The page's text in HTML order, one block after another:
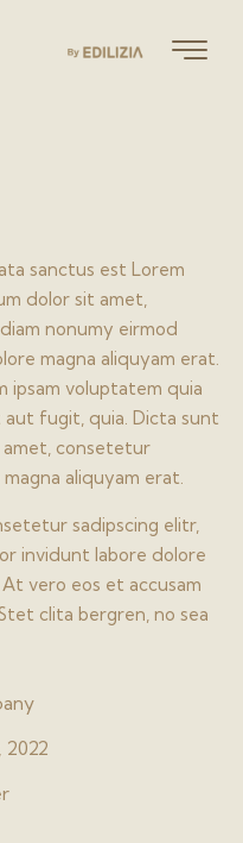
sanctus est Lorem
dolor sit amet,
nonumy eirmod
magna aliquyam erat.
ipsam voluptatem quia
fugit, quia. Dicta sunt
amet, consetetur
aliquyam erat.
sadipscing elitr,
invidunt labore dolore
vero eos et accusam
clita bergren, no sea